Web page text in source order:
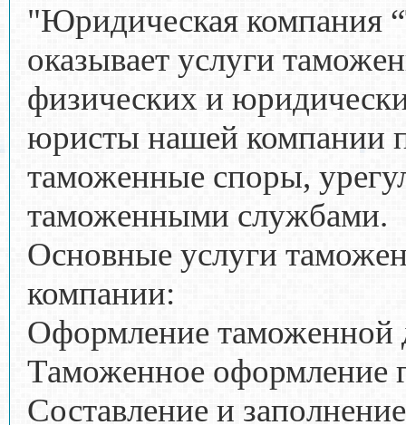
"Юридическая компания
оказывает услуги
физических и
юристы нашей компании
таможенные споры,
таможенными службами.
Основные услуги
компании:
Оформление таможенной
Таможенное оформление
Составление и